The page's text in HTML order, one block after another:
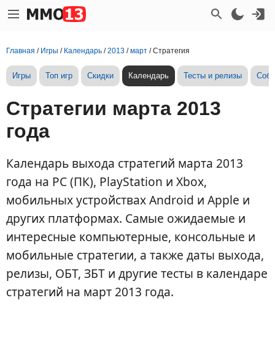
Главная / Игры / Календарь /2013 /март /Стратегия
Игры Топ игр Скидки Календарь Тесты и релизы
Стратегии марта 2013
года
Календарь выхода стратегий марта 2013
года на PC (ПК), PlayStation и Xbox,
мобильных устройствах Android и Apple и
других платформах. Самые ожидаемые и
интересные компьютерные, консольные и
мобильные стратегии, а также даты выхода,
релизы, ОБТ, ЗБТ и другие тесты в календаре
стратегий на март 2013 года.